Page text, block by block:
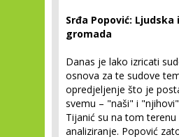
Srđa Popović: Ljudska
gromada
Danas je lako izricati
osnova za te sudove
opredjeljenje što je
svemu – "naši" i
Tijanić su na tom
analiziranje. Popović